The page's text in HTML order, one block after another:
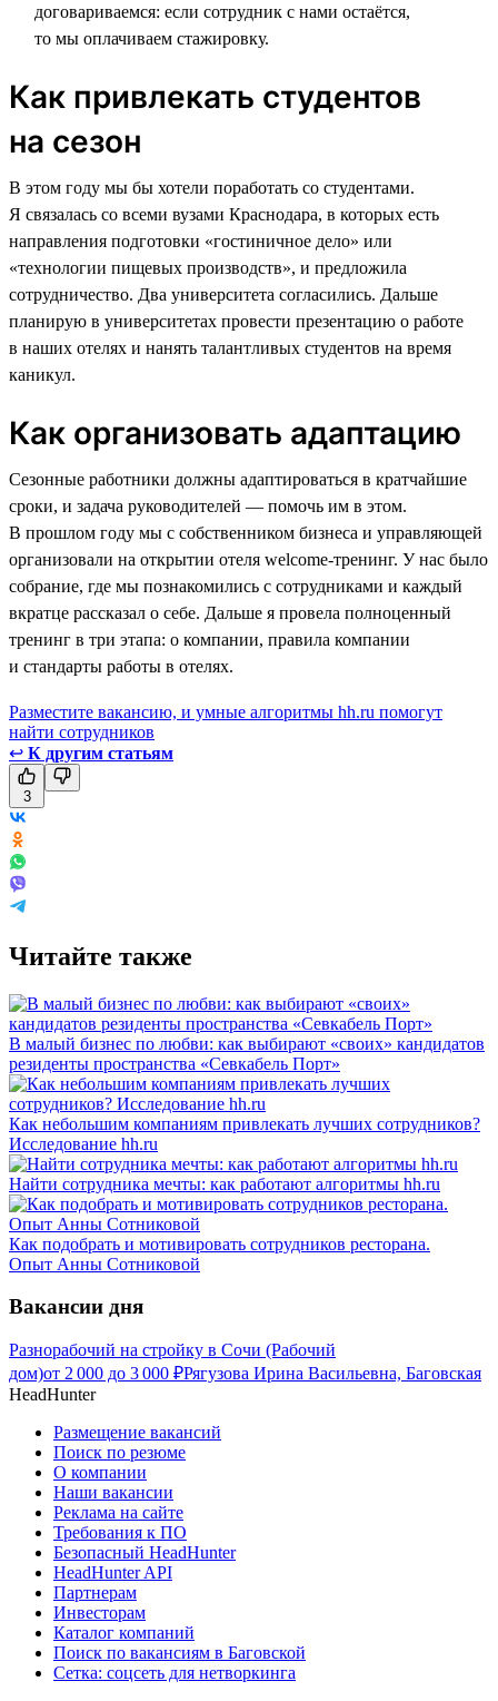
договариваемся: если сотрудник с нами остаётся,
то мы оплачиваем стажировку.
Как привлекать студентов
на сезон
В этом году мы бы хотели поработать со студентами.
Я связалась со всеми вузами Краснодара, в которых есть
направления подготовки «гостиничное дело» или
«технологии пищевых производств», и предложила
сотрудничество. Два университета согласились. Дальше
планирую в университетах провести презентацию о работе
в наших отелях и нанять талантливых студентов на время
каникул.
Как организовать адаптацию
Сезонные работники должны адаптироваться в кратчайшие
сроки, и задача руководителей — помочь им в этом.
В прошлом году мы с собственником бизнеса и управляющей
организовали на открытии отеля welcome-тренинг. У нас было
собрание, где мы познакомились с сотрудниками и каждый
вкратце рассказал о себе. Дальше я провела полноценный
тренинг в три этапа: о компании, правила компании
и стандарты работы в отелях.
Разместите вакансию, и умные алгоритмы hh.ru помогут
найти сотрудников
↩ К другим статьям
3
Читайте также
В малый бизнес по любви: как выбирают «своих» кандидатов
резиденты пространства «Севкабель Порт»
Как небольшим компаниям привлекать лучших сотрудников?
Исследование hh.ru
Найти сотрудника мечты: как работают алгоритмы hh.ru
Как подобрать и мотивировать сотрудников ресторана.
Опыт Анны Сотниковой
Вакансии дня
Разнорабочий на стройку в Сочи (Рабочий
дом)от 2 000 до 3 000 ₽Рягузова Ирина Васильевна, Баговская
HeadHunter
Размещение вакансий
Поиск по резюме
О компании
Наши вакансии
Реклама на сайте
Требования к ПО
Безопасный HeadHunter
HeadHunter API
Партнерам
Инвесторам
Каталог компаний
Поиск по вакансиям в Баговской
Сетка: соцсеть для нетворкинга